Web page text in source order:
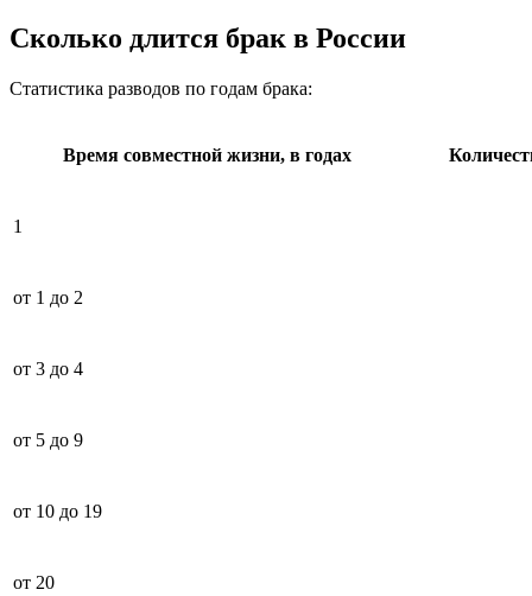
Сколько длится брак в России
Статистика разводов по годам брака:
Время совместной жизни, в годах
1
от 1 до 2
от 3 до 4
от 5 до 9
от 10 до 19
от 20